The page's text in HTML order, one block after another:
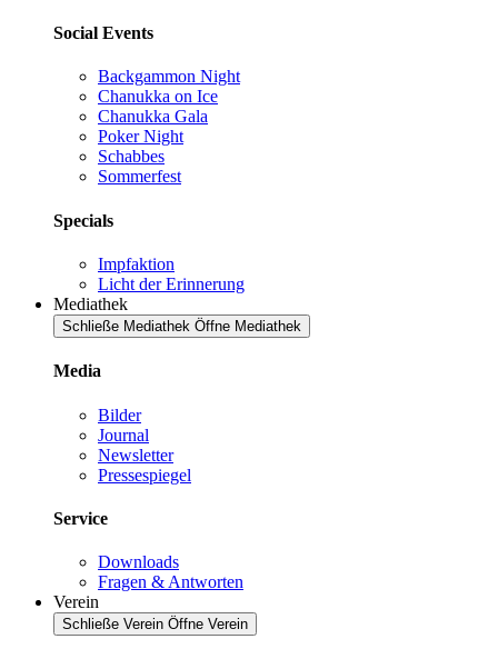
Social Events
Backgammon Night
Chanukka on Ice
Chanukka Gala
Poker Night
Schabbes
Sommerfest
Specials
Impfaktion
Licht der Erinnerung
Mediathek
Schließe Mediathek Öffne Mediathek
Media
Bilder
Journal
Newsletter
Pressespiegel
Service
Downloads
Fragen & Antworten
Verein
Schließe Verein Öffne Verein